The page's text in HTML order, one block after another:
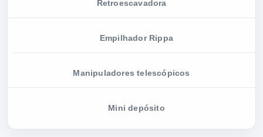
Retroescavadora
Empilhador Rippa
Manipuladores telescópicos
Mini depósito